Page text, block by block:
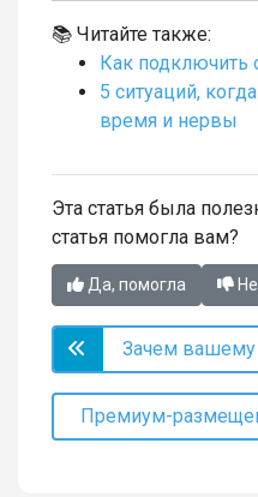
📚 Читайте также:
Как подключить
5 ситуаций,
время и нервы
Эта статья была
статья помогла вам?
Да, помогла